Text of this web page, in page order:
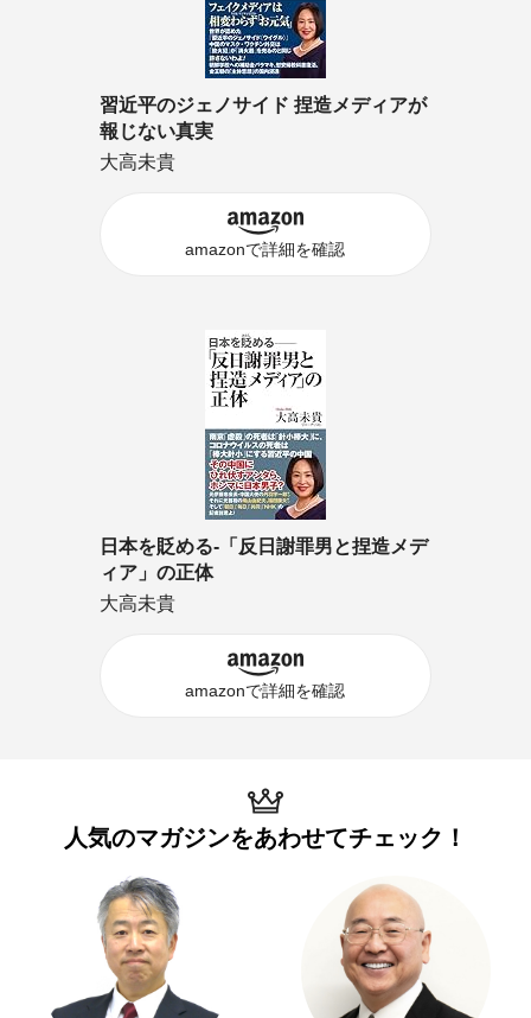
習近平のジェノサイド 捏造メディアが
報じない真実
大高未貴
amazonで詳細を確認
日本を貶める-「反日謝罪男と捏造メデ
ィア」の正体
大高未貴
amazonで詳細を確認
人気のマガジンをあわせてチェック！